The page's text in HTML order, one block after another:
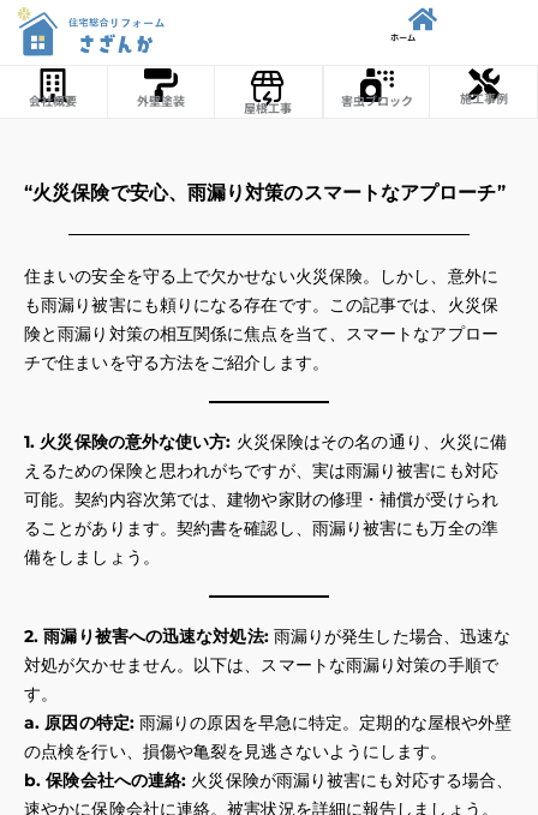
内
ホーム
会社概要 外壁塗装 屋根工事 害虫ブロック 施工事例
“火災保険で安心、雨漏り対策のスマートなアプローチ”
住まいの安全を守る上で欠かせない火災保険。しかし、意外に
も雨漏り被害にも頼りになる存在です。この記事では、火災保
険と雨漏り対策の相互関係に焦点を当て、スマートなアプロー
チで住まいを守る方法をご紹介します。
1. 火災保険の意外な使い方: 火災保険はその名の通り、火災に備
えるための保険と思われがちですが、実は雨漏り被害にも対応
可能。契約内容次第では、建物や家財の修理・補償が受けられ
ることがあります。契約書を確認し、雨漏り被害にも万全の準
備をしましょう。
2. 雨漏り被害への迅速な対処法:雨漏りが発生した場合、迅速な
対処が欠かせません。以下は、スマートな雨漏り対策の手順で
す。
a. 原因の特定:雨漏りの原因を早急に特定。定期的な屋根や外壁
の点検を行い、損傷や亀裂を見逃さないようにします。
b. 保険会社への連絡: 火災保険が雨漏り被害にも対応する場合、
速やかに保険会社に連絡。被害状況を詳細に報告しましょう。